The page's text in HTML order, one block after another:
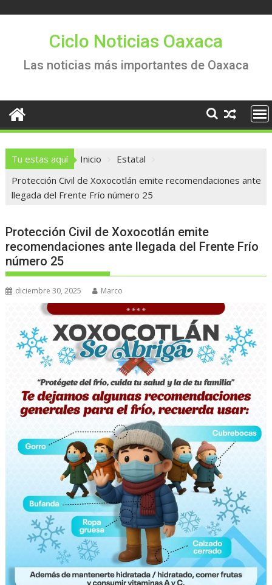
Ciclo Noticias Oaxaca
Las noticias más importantes de Oaxaca
Tu estas aquí Inicio
Estatal
Protección Civil de Xoxocotlán emite recomendaciones ante
llegada del Frente Frío número 25
Protección Civil de Xoxocotlán emite
recomendaciones ante llegada del Frente Frío
número 25
diciembre 30, 2025 Marco